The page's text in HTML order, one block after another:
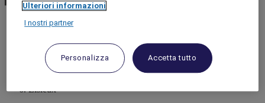
Europe
France
Lower-Normandy
Lisieux
Ulteriori informazioni
I nostri partner
Personalizza Accetta tutto